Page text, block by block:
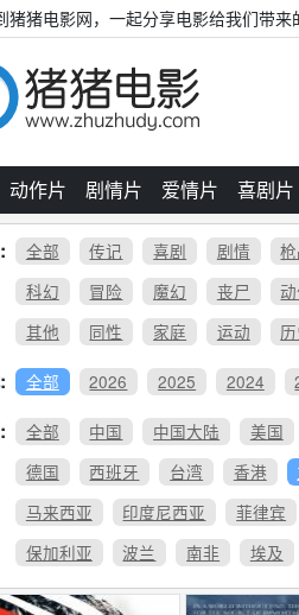
猪猪电影网，一起分享电影给我们带来
动作片 剧情片 爱情片 喜剧片
全部 传记 喜剧 剧情
科幻
冒险 魔幻 丧尸
其他
同性 家庭 运动
全部 2026 2025 2024
全部 中国 中国大陆 美国
德国
西班牙 台湾 香港
马来西亚
印度尼西亚 菲律宾
保加利亚
波兰 南非 埃及